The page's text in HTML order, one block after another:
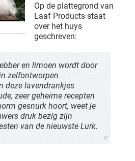
Op de plattegrond van
Laaf Products staat
over het huys
geschreven:
en limoen wordt door
zelfontworpen
deze lavendrankjes
zeer geheime recepten
gesnurk hoort, weet je
druk bezig zijn
van de nieuwste Lurk.